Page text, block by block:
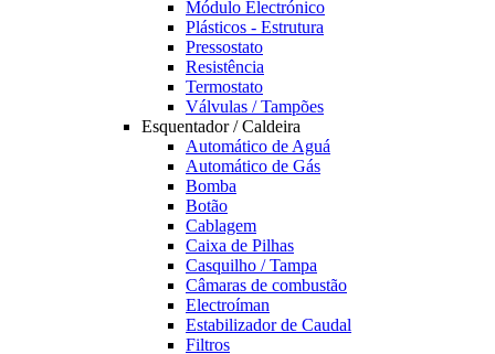
Módulo Electrónico
Plásticos - Estrutura
Pressostato
Resistência
Termostato
Válvulas / Tampões
Esquentador / Caldeira
Automático de Aguá
Automático de Gás
Bomba
Botão
Cablagem
Caixa de Pilhas
Casquilho / Tampa
Câmaras de combustão
Electroíman
Estabilizador de Caudal
Filtros